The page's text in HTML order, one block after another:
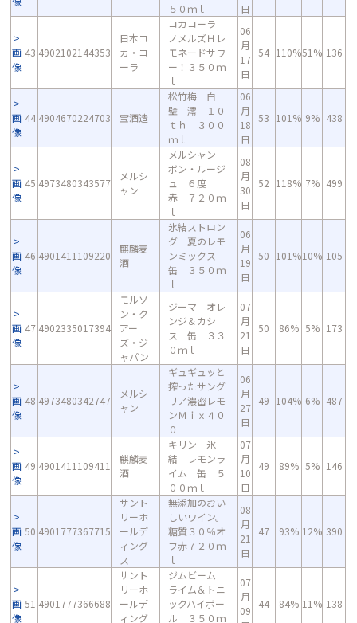
５０ｍｌ
日
画
像
43 4902102144353
日本コ
カ・コ
ーラ
コカコーラ
ノメルズＨレ
モネードサワ
ー！３５０ｍ
ｌ
06
月
17
日
54 110%51% 136
画
像
44 4904670224703 宝酒造
松竹梅 白
壁 澪 １０
ｔｈ ３００
ｍｌ
06
月
18
日
53 101% 9% 438
画
像
45 4973480343577
メルシ
ャン
メルシャン
ボン・ルージ
ュ ６度
赤 ７２０ｍ
ｌ
08
月
30
日
52 118% 7% 499
画
像
46 4901411109220
麒麟麦
酒
氷結ストロン
グ 夏のレモ
ンミックス
缶 ３５０ｍ
ｌ
06
月
19
日
50 101%10% 105
画
像
47 4902335017394
モルソ
ン・ク
アー
ズ・ジ
ャパン
ジーマ オレ
ンジ＆カシ
ス 缶 ３３
０ｍｌ
07
月
21
日
50 86% 5% 173
画
像
48 4973480342747
メルシ
ャン
ギュギュッと
搾ったサング
リア濃密レモ
ンＭｉｘ４０
０
06
月
27
日
49 104% 6% 487
画
像
49 4901411109411
麒麟麦
酒
キリン 氷
結 レモンラ
イム 缶 ５
００ｍｌ
07
月
10
日
49 89% 5% 146
画
像
50 4901777367715
サント
リーホ
ールデ
ィング
ス
無添加のおい
しいワイン。
糖質３０％オ
フ赤７２０ｍ
ｌ
08
月
21
日
47 93% 12% 390
画
像
51 4901777366688
サント
リーホ
ールデ
ィング
ジムビーム
ライム＆トニ
ックハイボー
ル ３５０ｍ
07
月
09
44 84% 11% 138